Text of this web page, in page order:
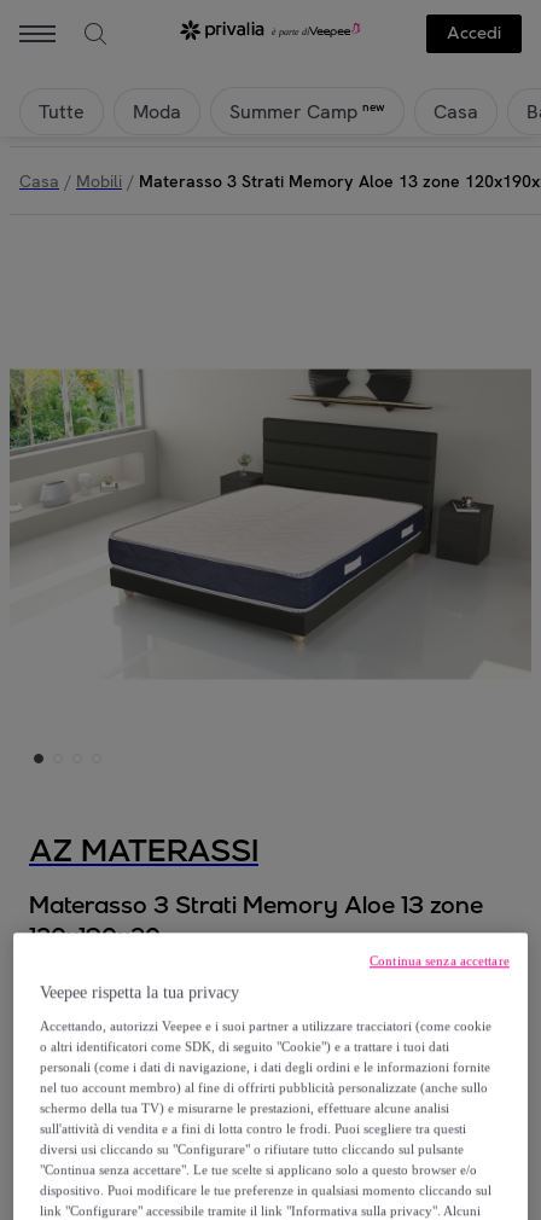
Accedi
Tutte Moda Summer Camp new Casa
Casa / Mobili / Materasso 3 Strati Memory Aloe 13 zone
AZ MATERASSI
Materasso 3 Strati Memory Aloe 13 zone
120x190x20
Materasso 3 Strati Memory Aloe
13 zone 120x190x20
375,99 €
1.497,00 €
-74%
Venduto daTantra
Veepee rispetta la tua privacy
Accettando, autorizzi Veepee e i suoi partner a utilizzare tracciatori (come cookie
o altri identificatori come SDK, di seguito "Cookie") e a trattare i tuoi dati
personali (come i dati di navigazione, i dati degli ordini e le informazioni fornite
nel tuo account membro) al fine di offrirti pubblicità personalizzate (anche sullo
schermo della tua TV) e misurarne le prestazioni, effettuare alcune analisi
sull'attività di vendita e a fini di lotta contro le frodi. Puoi scegliere tra questi
diversi usi cliccando su "Configurare" o rifiutare tutto cliccando sul pulsante
"Continua senza accettare". Le tue scelte si applicano solo a questo browser e/o
dispositivo. Puoi modificare le tue preferenze in qualsiasi momento cliccando sul
link "Configurare" accessibile tramite il link "Informativa sulla privacy". Alcuni
Continua senza accettare